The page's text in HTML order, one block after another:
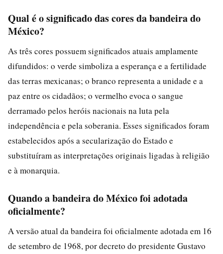
Qual é o significado das cores da bandeira do
México?
As três cores possuem significados atuais amplamente
difundidos: o verde simboliza a esperança e a fertilidade
das terras mexicanas; o branco representa a unidade e a
paz entre os cidadãos; o vermelho evoca o sangue
derramado pelos heróis nacionais na luta pela
independência e pela soberania. Esses significados foram
estabelecidos após a secularização do Estado e
substituíram as interpretações originais ligadas à religião
e à monarquia.
Quando a bandeira do México foi adotada
oficialmente?
A versão atual da bandeira foi oficialmente adotada em 16
de setembro de 1968, por decreto do presidente Gustavo